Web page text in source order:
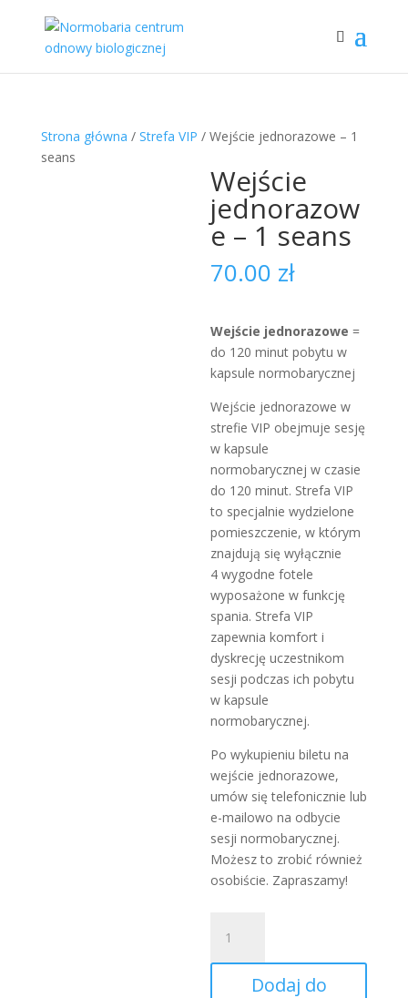
Strona główna / Strefa VIP / Wejście jednorazowe – 1
seans
Wejście
jednorazow
e – 1 seans
70.00 zł
Wejście jednorazowe =
do 120 minut pobytu w
kapsule normobarycznej
Wejście jednorazowe w
strefie VIP obejmuje sesję
w kapsule
normobarycznej w czasie
do 120 minut. Strefa VIP
to specjalnie wydzielone
pomieszczenie, w którym
znajdują się wyłącznie
4 wygodne fotele
wyposażone w funkcję
spania. Strefa VIP
zapewnia komfort i
dyskrecję uczestnikom
sesji podczas ich pobytu
w kapsule
normobarycznej.
Po wykupieniu biletu na
wejście jednorazowe,
umów się telefonicznie lub
e-mailowo na odbycie
sesji normobarycznej.
Możesz to zrobić również
osobiście. Zapraszamy!
Wejście
jednorazowe
Dodaj do